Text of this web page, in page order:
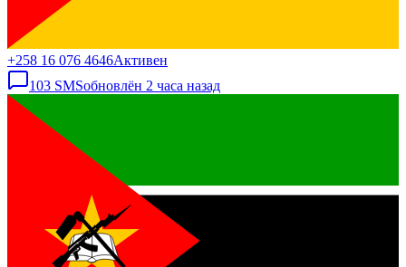
+258 16 076 4646Активен
103 SMSобновлён 2 часа назад